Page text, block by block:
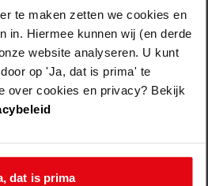
te maken zetten we cookies en
in. Hiermee kunnen wij (en derde
website analyseren. U kunt
op 'Ja, dat is prima' te
over cookies en privacy? Bekijk
dat is prima